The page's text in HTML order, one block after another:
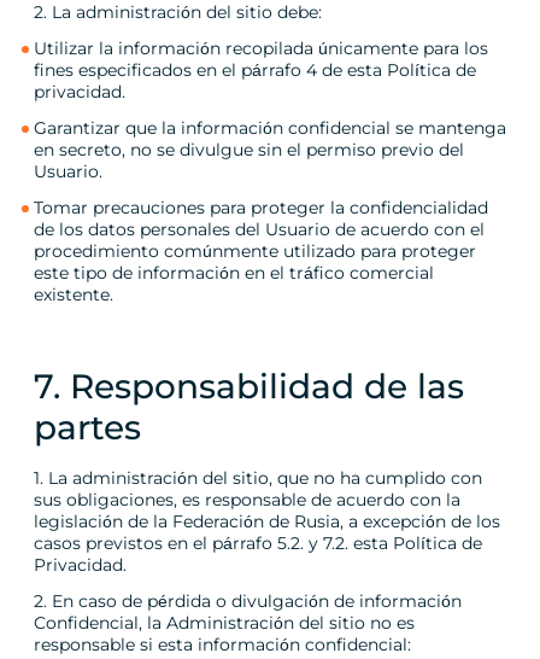
2. La administración del sitio debe:
Utilizar la información recopilada únicamente para los
fines especificados en el párrafo 4 de esta Política de
privacidad.
Garantizar que la información confidencial se mantenga
en secreto, no se divulgue sin el permiso previo del
Usuario.
Tomar precauciones para proteger la confidencialidad
de los datos personales del Usuario de acuerdo con el
procedimiento comúnmente utilizado para proteger
este tipo de información en el tráfico comercial
existente.
7. Responsabilidad de las
partes
1. La administración del sitio, que no ha cumplido con
sus obligaciones, es responsable de acuerdo con la
legislación de la Federación de Rusia, a excepción de los
casos previstos en el párrafo 5.2. y 7.2. esta Política de
Privacidad.
2. En caso de pérdida o divulgación de información
Confidencial, la Administración del sitio no es
responsable si esta información confidencial: